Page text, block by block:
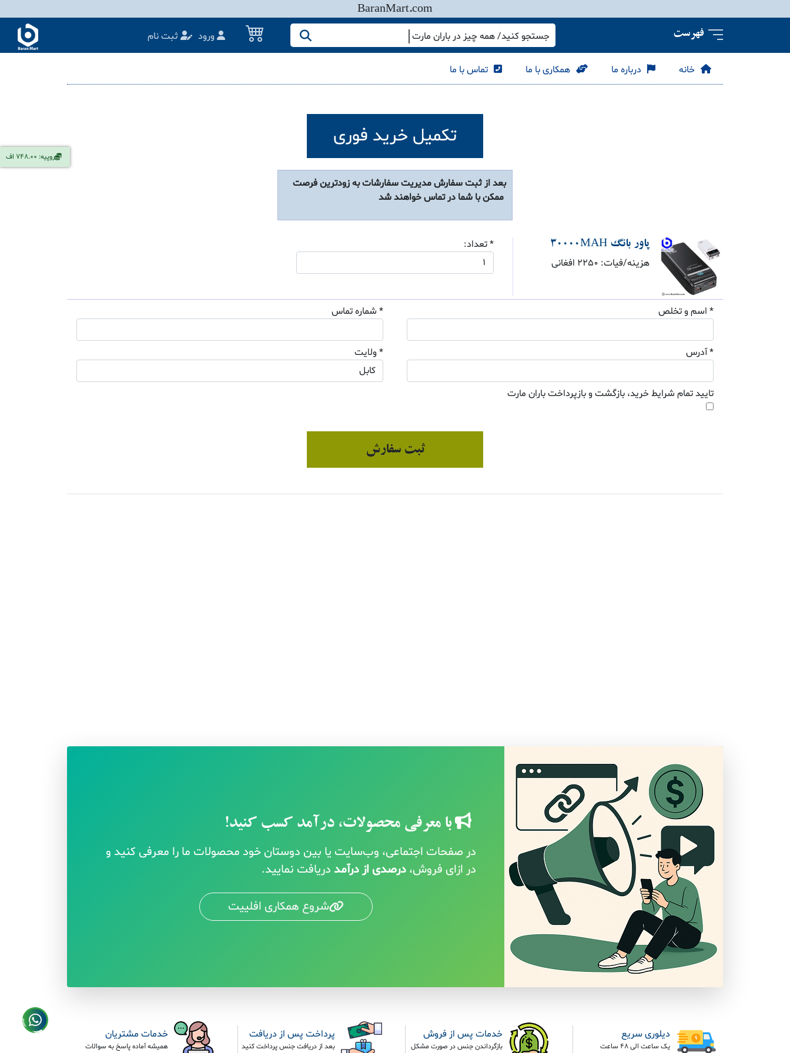
BaranMart.com
فهرست جستجو کنید/ همه چیز در باران مارت ورود ثبت نام
خانه درباره ما همکاری با ما تماس با ما
روپیه: 748.00 اف
تکمیل خرید فوری
بعد از ثبت سفارش مدیریت سفارشات به زودترین فرصت
ممکن با شما در تماس خواهند شد
پاور بانگ 30000MAH
هزینه/فیات: 2250 افغانی
* تعداد:
* اسم و تخلص * شماره تماس
* آدرس * ولایت
تایید تمام شرایط خرید، بازگشت و بازپرداخت باران مارت
ثبت سفارش
با معرفی محصولات، درآمد کسب کنید!
در صفحات اجتماعی، وب‌سایت یا بین دوستان خود محصولات ما را معرفی کنید و
در ازای فروش، درصدی از درآمد دریافت نمایید.
شروع همکاری افلییت
دیلوری سریع
یک ساعت الی 48 ساعت
خدمات پس از فروش
بازگرداندن جنس در صورت مشکل
پرداخت پس از دریافت
بعد از دریافت جنس پرداخت کنید
خدمات مشتریان
همیشه آماده پاسخ به سوالات